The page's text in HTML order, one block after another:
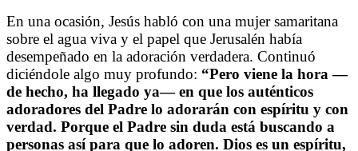
En una ocasión, Jesús habló con una mujer samaritana
sobre el agua viva y el papel que Jerusalén había
desempeñado en la adoración verdadera. Continuó
diciéndole algo muy profundo: “Pero viene la hora —
de hecho, ha llegado ya— en que los auténticos
adoradores del Padre lo adorarán con espíritu y con
verdad. Porque el Padre sin duda está buscando a
personas así para que lo adoren. Dios es un espíritu,